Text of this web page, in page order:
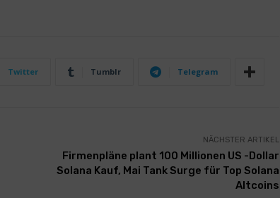
Twitter Tumblr Telegram
NÄCHSTER ARTIKEL
Firmenpläne plant 100 Millionen US -Dollar
Solana Kauf, Mai Tank Surge für Top Solana
Altcoins